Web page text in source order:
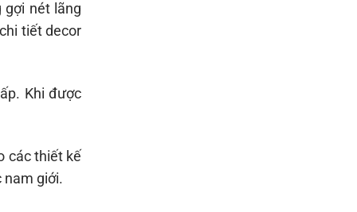
gợi nét lãng
tiết decor
Khi được
các thiết kế
nam giới.